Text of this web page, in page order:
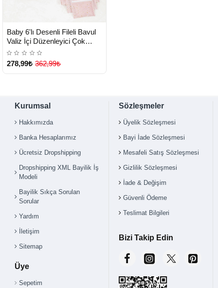
TESLİMAT
Baby 6'lı Desenli Fileli Bavul
Valiz İçi Düzenleyici Çok
Amaçlı Organizer (pembe) (
Lisinya )
278,99₺ 362,99₺
Kurumsal
Hakkımızda
Banka Hesaplarımız
Ücretsiz Dropshipping
Dropshipping XML Bayilik İş
Modeli
Bayilik Sıkça Sorulan
Sorular
Yardım
İletişim
Sitemap
Üye
Sepetim
Sözleşmeler
Üyelik Sözleşmesi
Bayi İade Sözleşmesi
Mesafeli Satış Sözleşmesi
Gizlilik Sözleşmesi
İade & Değişim
Güvenli Ödeme
Teslimat Bilgileri
Bizi Takip Edin